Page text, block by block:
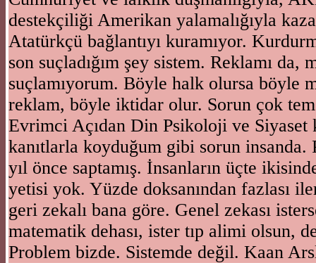
destekçiliği Amerikan yalamalığıyla
Atatürkçü bağlantıyı kuramıyor.
son suçladığım şey sistem. Reklamı da,
suçlamıyorum. Böyle halk olursa böyle
reklam, böyle iktidar olur. Sorun çok
Evrimci Açıdan Din Psikoloji ve Siyaset
kanıtlarla koyduğum gibi sorun insanda.
yıl önce saptamış. İnsanların üçte
yetisi yok. Yüzde doksanından fazlası
geri zekalı bana göre. Genel zekası
matematik dehası, ister tıp alimi olsun,
Problem bizde. Sistemde değil. Kaan